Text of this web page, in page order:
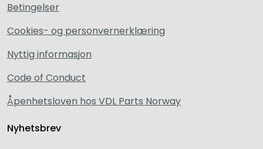
Betingelser
Cookies- og personvernerklæring
Nyttig informasjon
Code of Conduct
Åpenhetsloven hos VDL Parts Norway
Nyhetsbrev